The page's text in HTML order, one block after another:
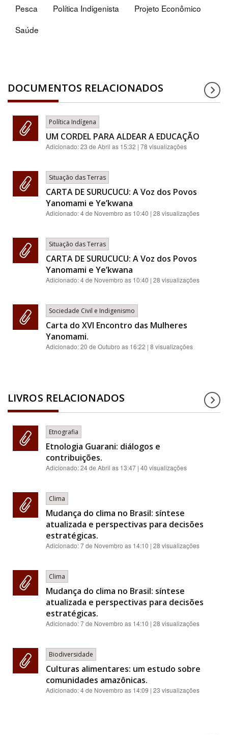
Pesca Política Indigenista
Projeto Econômico
Saúde
DOCUMENTOS RELACIONADOS
Política Indígena
UM CORDEL PARA ALDEAR A EDUCAÇÃO
Adicionado:23 de Abril as 15:32 | 78 visualizações
Situação das Terras
CARTA DE SURUCUCU: A Voz dos Povos
Yanomami e Ye’kwana
Adicionado:4 de Novembro as 10:40 | 28 visualizações
Situação das Terras
CARTA DE SURUCUCU: A Voz dos Povos
Yanomami e Ye’kwana
Adicionado:4 de Novembro as 10:40 | 28 visualizações
Sociedade Civil e Indigenismo
Carta do XVI Encontro das Mulheres
Yanomami.
Adicionado:20 de Outubro as 16:22 | 8 visualizações
LIVROS RELACIONADOS
Etnografia
Etnologia Guarani: diálogos e
contribuições.
Adicionado:24 de Abril as 13:47 | 40 visualizações
Clima
Mudança do clima no Brasil: síntese
atualizada e perspectivas para decisões
estratégicas.
Adicionado:7 de Novembro as 14:10 | 28 visualizações
Clima
Mudança do clima no Brasil: síntese
atualizada e perspectivas para decisões
estratégicas.
Adicionado:7 de Novembro as 14:10 | 28 visualizações
Biodiversidade
Culturas alimentares: um estudo sobre
comunidades amazônicas.
Adicionado:4 de Novembro as 14:09 | 23 visualizações